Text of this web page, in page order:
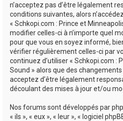
n’acceptez pas d’être légalement
conditions suivantes, alors
« Schkopi.com : Prince et
modifier celles-ci à n’importe quel
pour que vous en soyez informé,
vérifier régulièrement celles-ci par
continuez d’utiliser « Schkopi.com :
Sound » alors que des
acceptez d’être légalement
découlant des mises à jour et/ou
Nos forums sont développés par
« ils », « eux », « leur », « logiciel